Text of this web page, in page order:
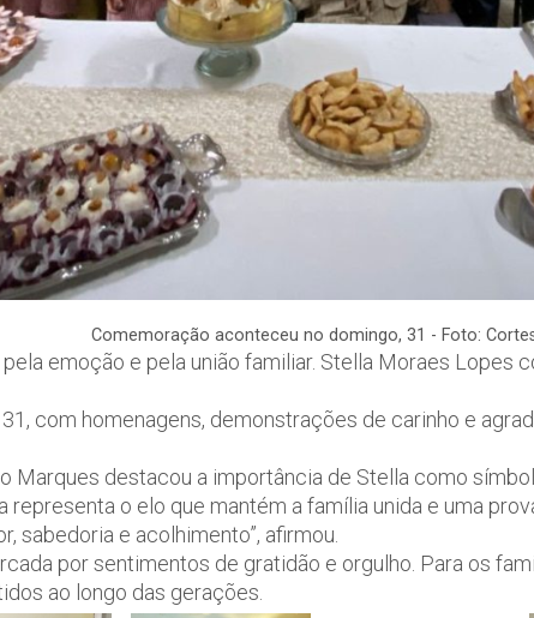
Comemoração aconteceu no domingo, 31 - Foto:
emoção e pela união familiar. Stella Moraes Lopes
com homenagens, demonstrações de carinho e
Marques destacou a importância de Stella como
o elo que mantém a família unida e uma
sabedoria e acolhimento”, afirmou.
por sentimentos de gratidão e orgulho. Para os
ao longo das gerações.